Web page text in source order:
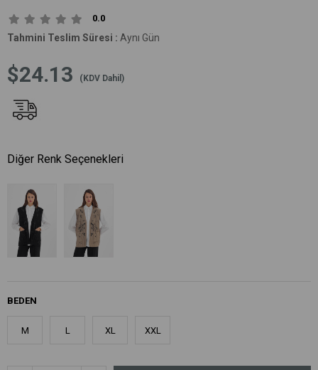
0.0
Tahmini Teslim Süresi : Aynı Gün
$24.13 (KDV Dahil)
Diğer Renk Seçenekleri
BEDEN
M L XL XXL